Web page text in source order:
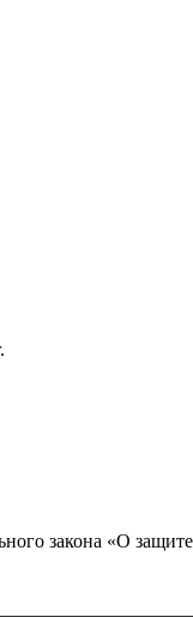
закона «О защите